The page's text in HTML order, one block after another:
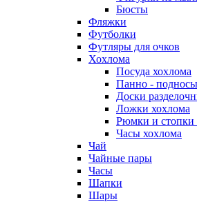
Бюсты
Фляжки
Футболки
Футляры для очков
Хохлома
Посуда хохлома
Панно -
Доски
Ложки хохлома
Рюмки и стопки
Часы хохлома
Чай
Чайные пары
Часы
Шапки
Шары